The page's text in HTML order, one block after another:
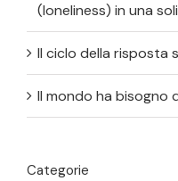
(loneliness) in una
Il ciclo della risposta
Il mondo ha bisogno
Categorie